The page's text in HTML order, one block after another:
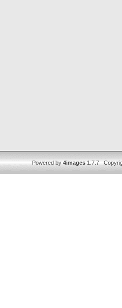
Powered by4images1.7.7